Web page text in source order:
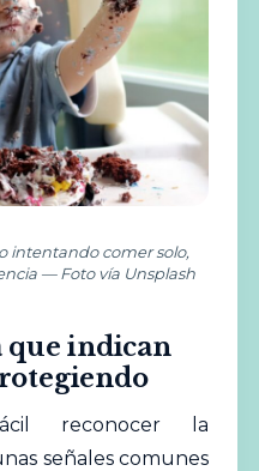
intentando comer solo,
— Foto vía Unsplash
que indican
reconocer la
señales comunes